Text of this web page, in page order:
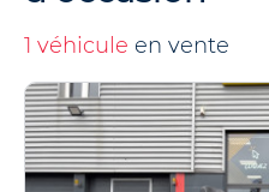
1 véhicule en vente